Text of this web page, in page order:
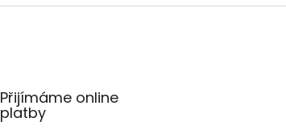
Přijímáme online
platby